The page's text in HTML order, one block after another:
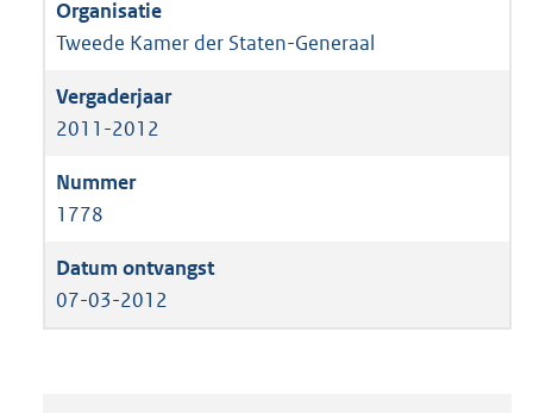
Tweede Kamer der Staten-Generaal
2011-2012
1778
07-03-2012